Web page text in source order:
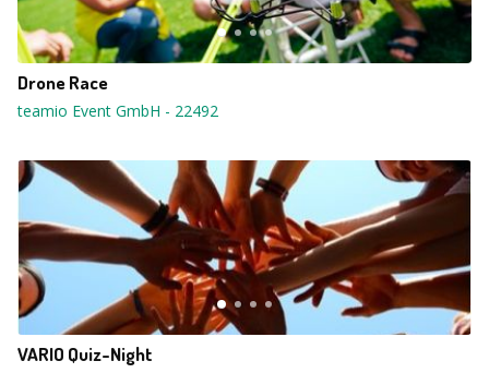
Drone Race
teamio Event GmbH - 22492
VARIO Quiz-Night